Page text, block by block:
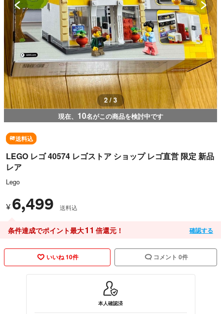
3 / 3
現在、 10名がこの商品を検討中です
送料込
LEGO レゴ 40574 レゴストア ショップ レゴ直営 限定 新品
レア
Lego
¥ 6,499 送料込
条件達成でポイント最大11 倍還元！ 確認する
いいね 10件 コメント 0件
本人確認済